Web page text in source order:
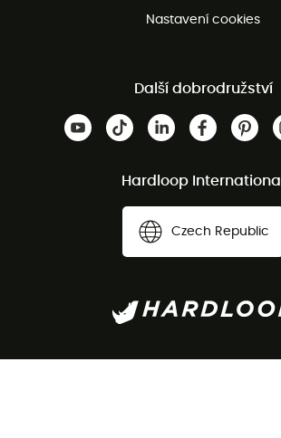
Nastavení cookies
Další dobrodružství
Hardloop International
Czech Republic